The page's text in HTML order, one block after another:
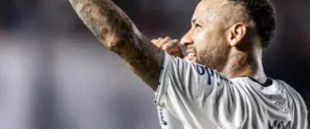
CÓDIGO
INDICAÇÃO
BET365
CORINTHIANS
SÃO
LIBERTADORES
MERCADO
BOLA
Acesse o perfil do autor